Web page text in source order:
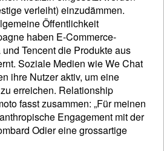
verleiht) einzudämmen.
Öffentlichkeit
haben E-Commerce-
Tencent die Produkte aus
Soziale Medien wie We Chat
ihre Nutzer aktiv, um eine
erreichen. Relationship
fasst zusammen: „Für meinen
Engagement mit der
Odier eine grossartige